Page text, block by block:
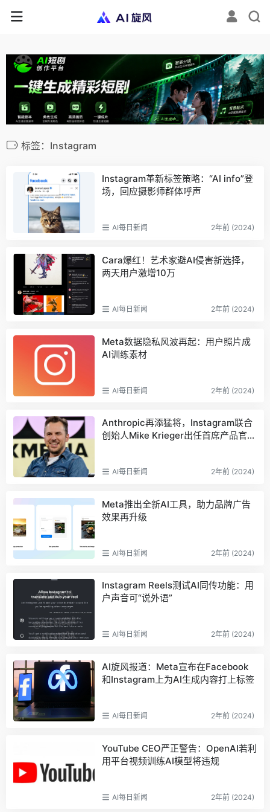
标签：Instagram
Instagram革新标签策略：“AI info”登
场，回应摄影师群体呼声
AI每日新闻 2年前 (2024)
Cara爆红！艺术家避AI侵害新选择，
两天用户激增10万
AI每日新闻 2年前 (2024)
Meta数据隐私风波再起：用户照片成
AI训练素材
AI每日新闻 2年前 (2024)
Anthropic再添猛将，Instagram联合
创始人Mike Krieger出任首席产品官，
AI每日新闻 2年前 (2024)
Meta推出全新AI工具，助力品牌广告
效果再升级
AI每日新闻 2年前 (2024)
Instagram Reels测试AI同传功能：用
户声音可“说外语”
AI每日新闻 2年前 (2024)
AI旋风报道：Meta宣布在Facebook
和Instagram上为AI生成内容打上标签
AI每日新闻 2年前 (2024)
YouTube CEO严正警告：OpenAI若利
用平台视频训练AI模型将违规
AI每日新闻 2年前 (2024)